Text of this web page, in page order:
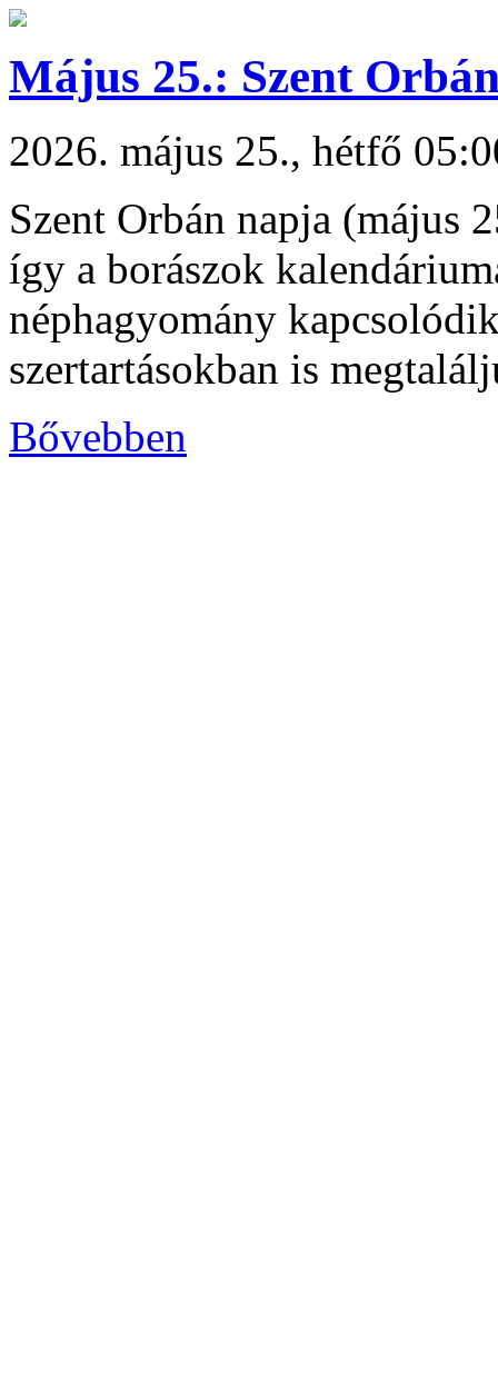
Május 25.: Szent
2026. május 25., hétfő
Szent Orbán napja (május
így a borászok
néphagyomány
szertartásokban is
Bővebben